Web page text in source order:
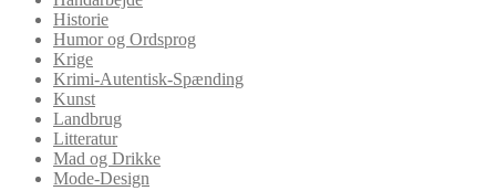
Historie
Humor og Ordsprog
Krige
Krimi-Autentisk-Spænding
Kunst
Landbrug
Litteratur
Mad og Drikke
Mode-Design